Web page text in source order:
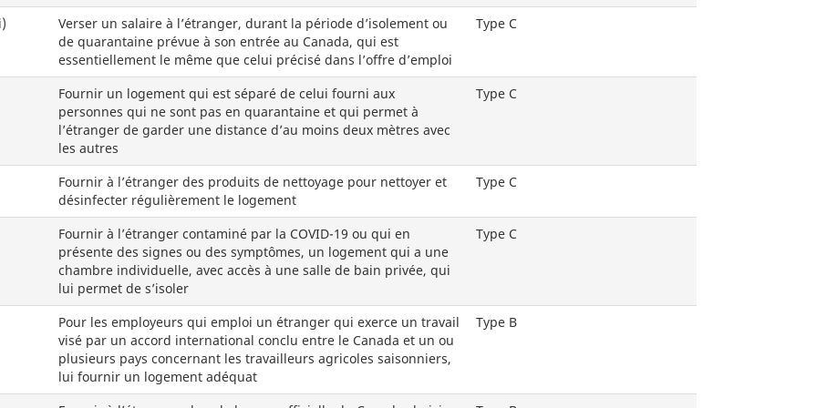
Verser un salaire à l’étranger, durant la période d’isolement ou
de quarantaine prévue à son entrée au Canada, qui est
essentiellement le même que celui précisé dans l’offre d’emploi
Type C
Fournir un logement qui est séparé de celui fourni aux
personnes qui ne sont pas en quarantaine et qui permet à
l’étranger de garder une distance d’au moins deux mètres avec
les autres
Type C
Fournir à l’étranger des produits de nettoyage pour nettoyer et
désinfecter régulièrement le logement
Type C
Fournir à l’étranger contaminé par la COVID-19 ou qui en
présente des signes ou des symptômes, un logement qui a une
chambre individuelle, avec accès à une salle de bain privée, qui
lui permet de s’isoler
Type C
Pour les employeurs qui emploi un étranger qui exerce un travail
visé par un accord international conclu entre le Canada et un ou
plusieurs pays concernant les travailleurs agricoles saisonniers,
lui fournir un logement adéquat
Type B